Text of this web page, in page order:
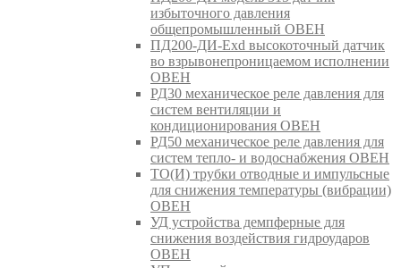
избыточного давления
общепромышленный ОВЕН
ПД200-ДИ-Exd высокоточный датчик
во взрывонепроницаемом исполнении
ОВЕН
РД30 механическое реле давления для
систем вентиляции и
кондиционирования ОВЕН
РД50 механическое реле давления для
систем тепло- и водоснабжения ОВЕН
ТО(И) трубки отводные и импульсные
для снижения температуры (вибрации)
ОВЕН
УД устройства демпферные для
снижения воздействия гидроударов
ОВЕН